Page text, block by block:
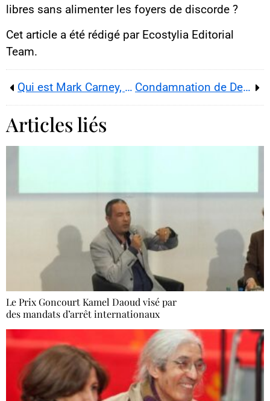
libres sans alimenter les foyers de discorde ?
Cet article a été rédigé par Ecostylia Editorial
Team.
Qui est Mark Carney, premier ministre canadien mêlant pragmatisme et fermeté ? Condamnation de Depardieu : un tournant décisif pour la société et le cinéma français
Articles liés
Le Prix Goncourt Kamel Daoud visé par
des mandats d’arrêt internationaux